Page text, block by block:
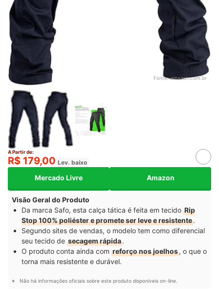
Fonte:amazon.com.br
A Partir de:
R$ 179,00 Lev. baixo
Mercado Livre Amazon
Visão Geral do Produto
Da marca Safo, esta calça tática é feita em tecido Rip
Stop 100% poliéster e promete ser leve e resistente.
Segundo sites de vendas, o modelo tem como diferencial
seu tecido de secagem rápida.
O produto conta ainda com reforço nos joelhos, o que o
torna mais resistente e durável.
Não há informações oficiais sobre este produto disponíveis on-line.